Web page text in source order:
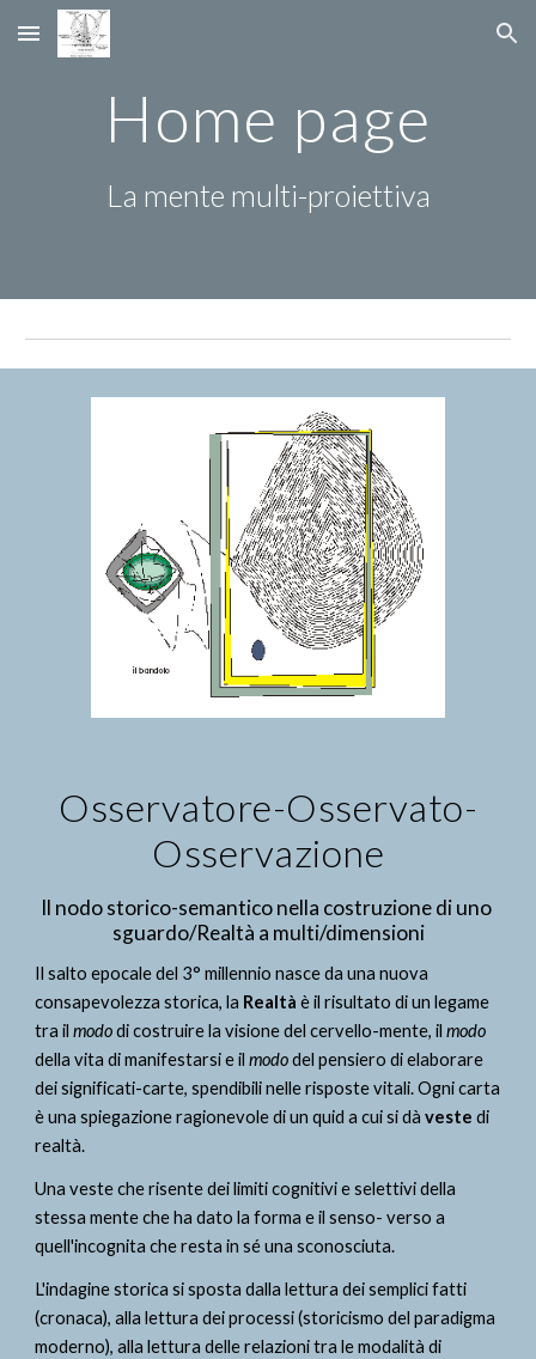
Skip to main content Skip to navigation
Home page
La mente multi-proiettiva
Osservatore-Osservato-
Osservazione
Il nodo storico-semantico nella costruzione di uno
sguardo/Realtà a multi/dimensioni
Il salto epocale del 3° millennio nasce da una nuova
consapevolezza storica, la Realtà è il risultato di un legame
tra il modo di costruire la visione del cervello-mente, il modo
della vita di manifestarsi e il modo del pensiero di elaborare
dei significati-carte, spendibili nelle risposte vitali. Ogni carta
è una spiegazione ragionevole di un quid a cui si dà veste di
realtà.
Una veste che risente dei limiti cognitivi e selettivi della
stessa mente che ha dato la forma e il senso- verso a
quell'incognita che resta in sé una sconosciuta.
L'indagine storica si sposta dalla lettura dei semplici fatti
(cronaca), alla lettura dei processi (storicismo del paradigma
moderno), alla lettura delle relazioni tra le modalità di